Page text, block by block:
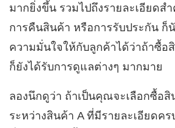
มากยิ่งขึ้น รวมไปถึงรายละเอียดส
การคืนสินค้า หรือการรับประกัน ก็
ความมั่นใจให้กับลูกค้าได้ว่าถ้าซื้อ
ก็ยังได้รับการดูแลต่างๆ มากมาย
ลองนึกดูว่า ถ้าเป็นคุณจะเลือกซื้อ
ระหว่างสินค้า A ที่มีรายละเอียดค